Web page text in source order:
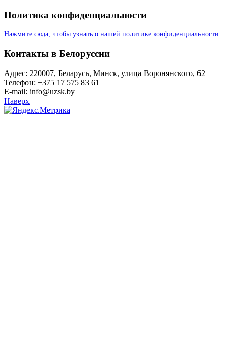
Политика конфиденциальности
Нажмите сюда, чтобы узнать о нашей политике конфиденциальности
Контакты в Белоруссии
Адрес: 220007, Беларусь, Минск, улица Воронянского, 62
Телефон: +375 17 575 83 61
E-mail: info@uzsk.by
Наверх